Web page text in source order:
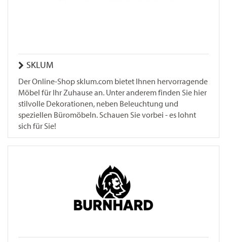
SKLUM
Der Online-Shop sklum.com bietet Ihnen hervorragende
Möbel für Ihr Zuhause an. Unter anderem finden Sie hier
stilvolle Dekorationen, neben Beleuchtung und
speziellen Büromöbeln. Schauen Sie vorbei - es lohnt
sich für Sie!